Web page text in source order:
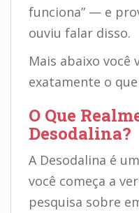
funciona” — e
ouviu falar disso.
Mais abaixo você
exatamente o que
O Que
Desodalina?
A Desodalina é
você começa a
pesquisa sobre